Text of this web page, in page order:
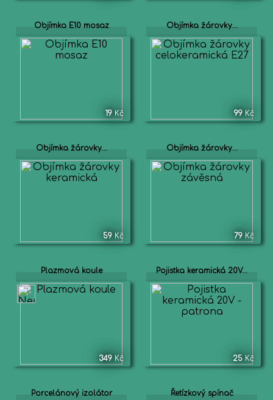
Objímka E10 mosaz
19 Kč
Objímka žárovky...
99 Kč
Objímka žárovky...
59 Kč
Objímka žárovky...
79 Kč
Plazmová koule
349 Kč
Pojistka keramická 20V...
25 Kč
Porcelánový izolátor Řetízkový spínač